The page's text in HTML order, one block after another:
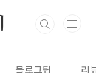
블로그팁 리